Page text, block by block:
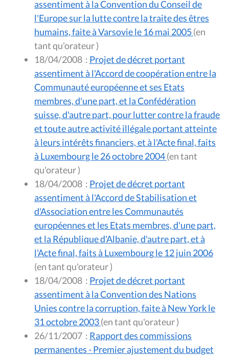
assentiment à la Convention du Conseil de
l'Europe sur la lutte contre la traite des êtres
humains, faite à Varsovie le 16 mai 2005(en
tant qu'orateur )
18/04/2008 : Projet de décret portant
assentiment à l'Accord de coopération entre la
Communauté européenne et ses Etats
membres, d'une part, et la Confédération
suisse, d'autre part, pour lutter contre la fraude
et toute autre activité illégale portant atteinte
à leurs intérêts financiers, et à l'Acte final, faits
à Luxembourg le 26 octobre 2004(en tant
qu'orateur )
18/04/2008 : Projet de décret portant
assentiment à l'Accord de Stabilisation et
d'Association entre les Communautés
européennes et les Etats membres, d'une part,
et la République d'Albanie, d'autre part, et à
l'Acte final, faits à Luxembourg le 12 juin 2006
(en tant qu'orateur )
18/04/2008 : Projet de décret portant
assentiment à la Convention des Nations
Unies contre la corruption, faite à New York le
31 octobre 2003
(en tant qu'orateur )
26/11/2007 : Rapport des commissions
permanentes - Premier ajustement du budget